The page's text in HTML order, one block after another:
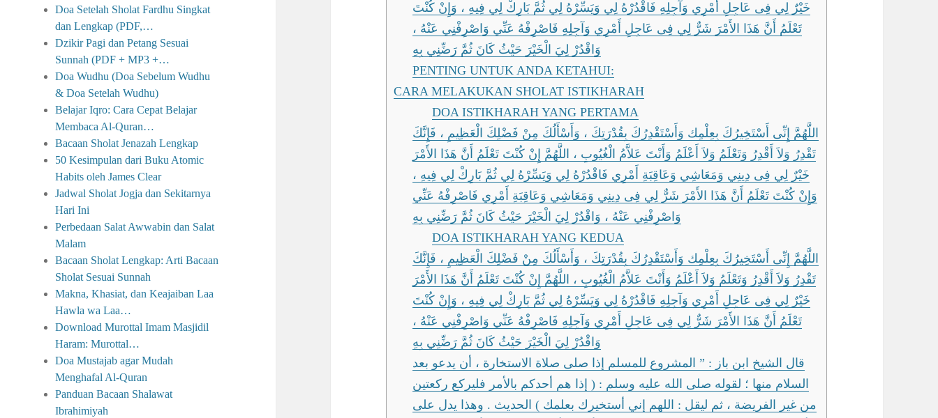
Doa Setelah Sholat Fardhu Singkat
dan Lengkap (PDF,…
Dzikir Pagi dan Petang Sesuai
Sunnah (PDF + MP3 +…
Doa Wudhu (Doa Sebelum Wudhu
& Doa Setelah Wudhu)
Belajar Iqro: Cara Cepat Belajar
Membaca Al-Quran…
Bacaan Sholat Jenazah Lengkap
50 Kesimpulan dari Buku Atomic
Habits oleh James Clear
Jadwal Sholat Jogja dan Sekitarnya
Hari Ini
Perbedaan Salat Awwabin dan Salat
Malam
Bacaan Sholat Lengkap: Arti Bacaan
Sholat Sesuai Sunnah
Makna, Khasiat, dan Keajaiban Laa
Hawla wa Laa…
Download Murottal Imam Masjidil
Haram: Murottal…
Doa Mustajab agar Mudah
Menghafal Al-Quran
Panduan Bacaan Shalawat
Ibrahimiyah
خَيْرٌ لِي فِى عَاجِلِ أَمْرِي وَآجِلِهِ فَاقْدُرْهُ لِي وَيَسِّرْهُ لِي ثُمَّ بَارِكْ لِي فِيهِ ، وَإِنْ كُنْتَ
تَعْلَمُ أَنَّ هَذَا الأَمْرَ شَرٌّ لِي فِى عَاجِلِ أَمْرِي وَآجِلِهِ فَاصْرِفْهُ عَنِّي وَاصْرِفْنِي عَنْهُ ،
وَاقْدُرْ لِيَ الْخَيْرَ حَيْثُ كَانَ ﺛُﻢَّ رَضِّنِي ﺑِﻪِ
PENTING UNTUK ANDA KETAHUI:
CARA MELAKUKAN SHOLAT ISTIKHARAH
DOA ISTIKHARAH YANG PERTAMA
اللَّهُمَّ إِنِّى أَسْتَخِيرُكَ بِعِلْمِك وَأَسْتَقْدِرُكَ بِقُدْرَتِكَ ، وَأَسْأَلُكَ مِنْ فَضْلِكَ الْعَظِيمِ ، فَإِنَّكَ
تَقْدِرُ وَلاَ أَقْدِرُ وَتَعْلَمُ وَلاَ أَعْلَمُ وَأَنْتَ عَلاَّمُ الْغُيُوبِ ، اللَّهُمَّ إِنْ كُنْتَ تَعْلَمُ أَنَّ هَذَا الأَمْرَ
خَيْرٌ لِي فِى دِينِي وَمَعَاشِي وَعَاقِبَةِ أَمْرِي فَاقْدُرْهُ لِي وَيَسِّرْهُ لِي ثُمَّ بَارِكْ لِي فِيهِ ،
وَإِنْ كُنْتَ تَعْلَمُ أَنَّ هَذَا الأَمْرَ شَرٌّ لِي فِى دِينِي وَمَعَاشِي وَعَاقِبَةِ أَمْرِي فَاصْرِفْهُ عَنِّي
وَاصْرِفْنِي عَنْهُ ، وَاقْدُرْ لِيَ الْخَيْرَ حَيْثُ كَانَ ﺛُﻢَّ رَضِّنِي ﺑِﻪِ
DOA ISTIKHARAH YANG KEDUA
اللَّهُمَّ إِنِّى أَسْتَخِيرُكَ بِعِلْمِك وَأَسْتَقْدِرُكَ بِقُدْرَتِكَ ، وَأَسْأَلُكَ مِنْ فَضْلِكَ الْعَظِيمِ ، فَإِنَّكَ
تَقْدِرُ وَلاَ أَقْدِرُ وَتَعْلَمُ وَلاَ أَعْلَمُ وَأَنْتَ عَلاَّمُ الْغُيُوبِ ، اللَّهُمَّ إِنْ كُنْتَ تَعْلَمُ أَنَّ هَذَا الأَمْرَ
خَيْرٌ لِي فِى عَاجِلِ أَمْرِي وَآجِلِهِ فَاقْدُرْهُ لِي وَيَسِّرْهُ لِي ثُمَّ بَارِكْ لِي فِيهِ ، وَإِنْ كُنْتَ
تَعْلَمُ أَنَّ هَذَا الأَمْرَ شَرٌّ لِي فِى عَاجِلِ أَمْرِي وَآجِلِهِ فَاصْرِفْهُ عَنِّي وَاصْرِفْنِي عَنْهُ ،
وَاقْدُرْ لِيَ الْخَيْرَ حَيْثُ كَانَ ﺛُﻢَّ رَضِّنِي ﺑِﻪِ
قال الشيخ ابن باز : ” المشروع للمسلم إذا صلى صلاة الاستخارة ، أن يدعو بعد
السلام منها ؛ لقوله صلى الله عليه وسلم : ( إذا هم أحدكم بالأمر فليركع ركعتين
من غير الفريضة ، ثم ليقل : اللهم إني أستخيرك بعلمك ) الحديث . وهذا يدل على